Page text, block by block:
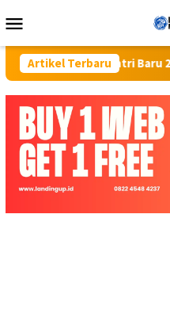
ke
Mobile
Artikel Terbaru
Santri Baru 2026,